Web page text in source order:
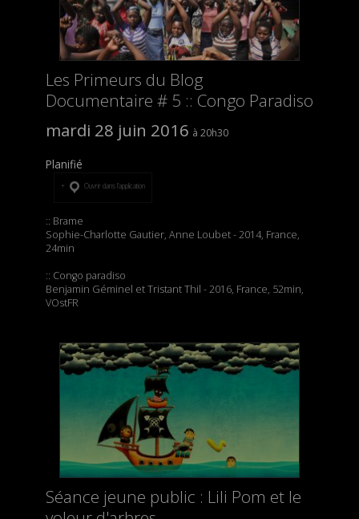
Les Primeurs du Blog
Documentaire # 5 :: Congo Paradiso
mardi 28 juin 2016
20h30
Planifié
Ouvrir dans l’application
:: Brame
Sophie-Charlotte Gautier, Anne Loubet - 2014, France,
24min
:: Congo paradiso
Benjamin Géminel et Tristant Thil - 2016, France, 52min,
VOstFR
Séance jeune public : Lili Pom et le